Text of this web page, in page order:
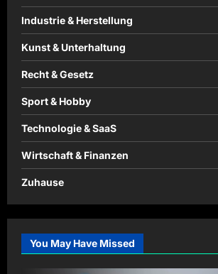
Industrie & Herstellung
Kunst & Unterhaltung
Recht & Gesetz
Sport & Hobby
Technologie & SaaS
Wirtschaft & Finanzen
Zuhause
You May Have Missed